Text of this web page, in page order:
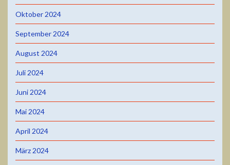
Oktober 2024
September 2024
August 2024
Juli 2024
Juni 2024
Mai 2024
April 2024
März 2024